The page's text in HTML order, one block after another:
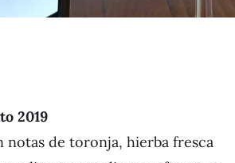
2019
de toronja, hierba fresca